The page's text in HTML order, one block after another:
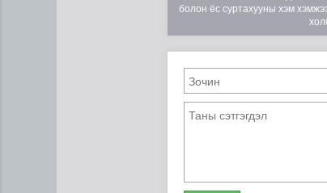
болон ёс суртахууны хэм